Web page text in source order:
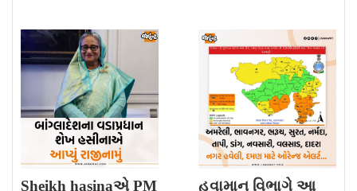
Sheikh hasinaએ PM હવામાન વિભાગે આ